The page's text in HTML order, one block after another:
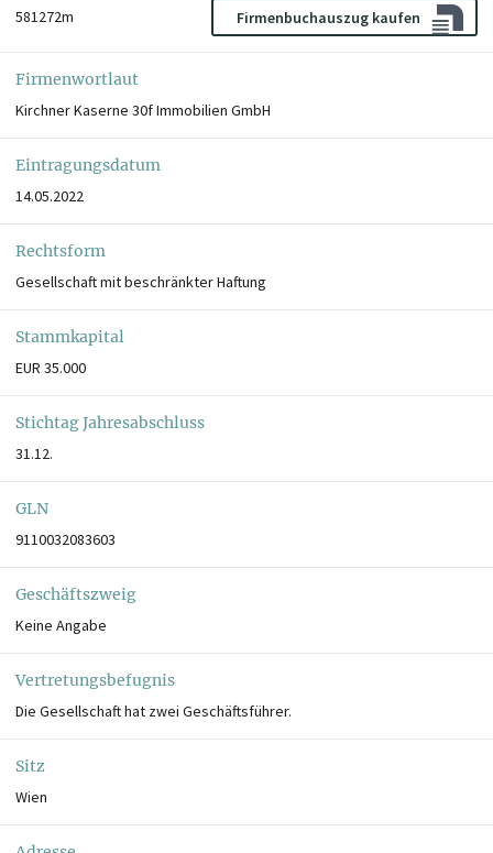
581272m
Firmenbuchauszug kaufen
Firmenwortlaut
Kirchner Kaserne 30f Immobilien GmbH
Eintragungsdatum
14.05.2022
Rechtsform
Gesellschaft mit beschränkter Haftung
Stammkapital
EUR 35.000
Stichtag Jahresabschluss
31.12.
GLN
9110032083603
Geschäftszweig
Keine Angabe
Vertretungsbefugnis
Die Gesellschaft hat zwei Geschäftsführer.
Sitz
Wien